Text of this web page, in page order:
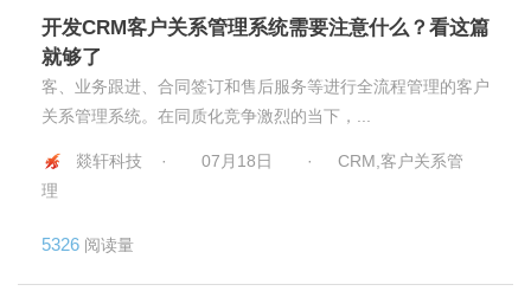
开发CRM客户关系管理系统需要注意什么？看这篇
就够了
客、业务跟进、合同签订和售后服务等进行全流程管理的客户
关系管理系统。在同质化竞争激烈的当下，...
燚轩科技 · 07月18日 ·
CRM,客户关系管
理
5326 阅读量